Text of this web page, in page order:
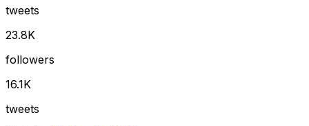
tweets
23.8K
followers
16.1K
tweets